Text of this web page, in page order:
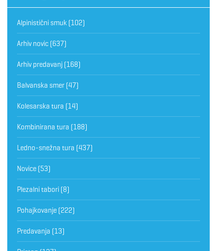
Alpinistični smuk (102)
Arhiv novic (637)
Arhiv predavanj (168)
Balvanska smer (47)
Kolesarska tura (14)
Kombinirana tura (188)
Ledno-snežna tura (437)
Novice (53)
Plezalni tabori (8)
Pohajkovanje (222)
Predavanja (13)